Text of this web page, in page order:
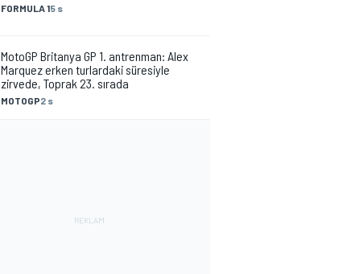
FORMULA 15 s
MOTOGP2 s
MotoGP Britanya GP 1. antrenman: Alex
Marquez erken turlardaki süresiyle
zirvede, Toprak 23. sırada